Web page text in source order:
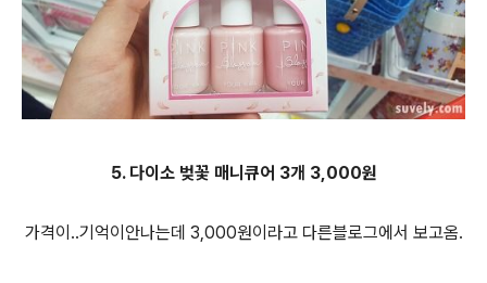
5. 다이소 벚꽃 매니큐어 3개 3,000원
가격이..기억이안나는데 3,000원이라고 다른블로그에서 보고옴.